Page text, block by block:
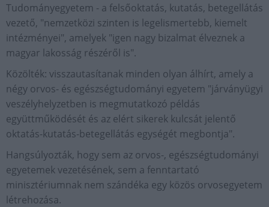
Tudományegyetem - a felsőoktatás, kutatás, betegellátás
vezető, "nemzetközi szinten is legelismertebb, kiemelt
intézményei", amelyek "igen nagy bizalmat élveznek a
magyar lakosság részéről is".
Közölték: visszautasítanak minden olyan álhírt, amely a
négy orvos- és egészségtudományi egyetem "járványügyi
veszélyhelyzetben is megmutatkozó példás
együttműködését és az elért sikerek kulcsát jelentő
oktatás-kutatás-betegellátás egységét megbontja".
Hangsúlyozták, hogy sem az orvos-, egészségtudományi
egyetemek vezetésének, sem a fenntartató
minisztériumnak nem szándéka egy közös orvosegyetem
létrehozása.